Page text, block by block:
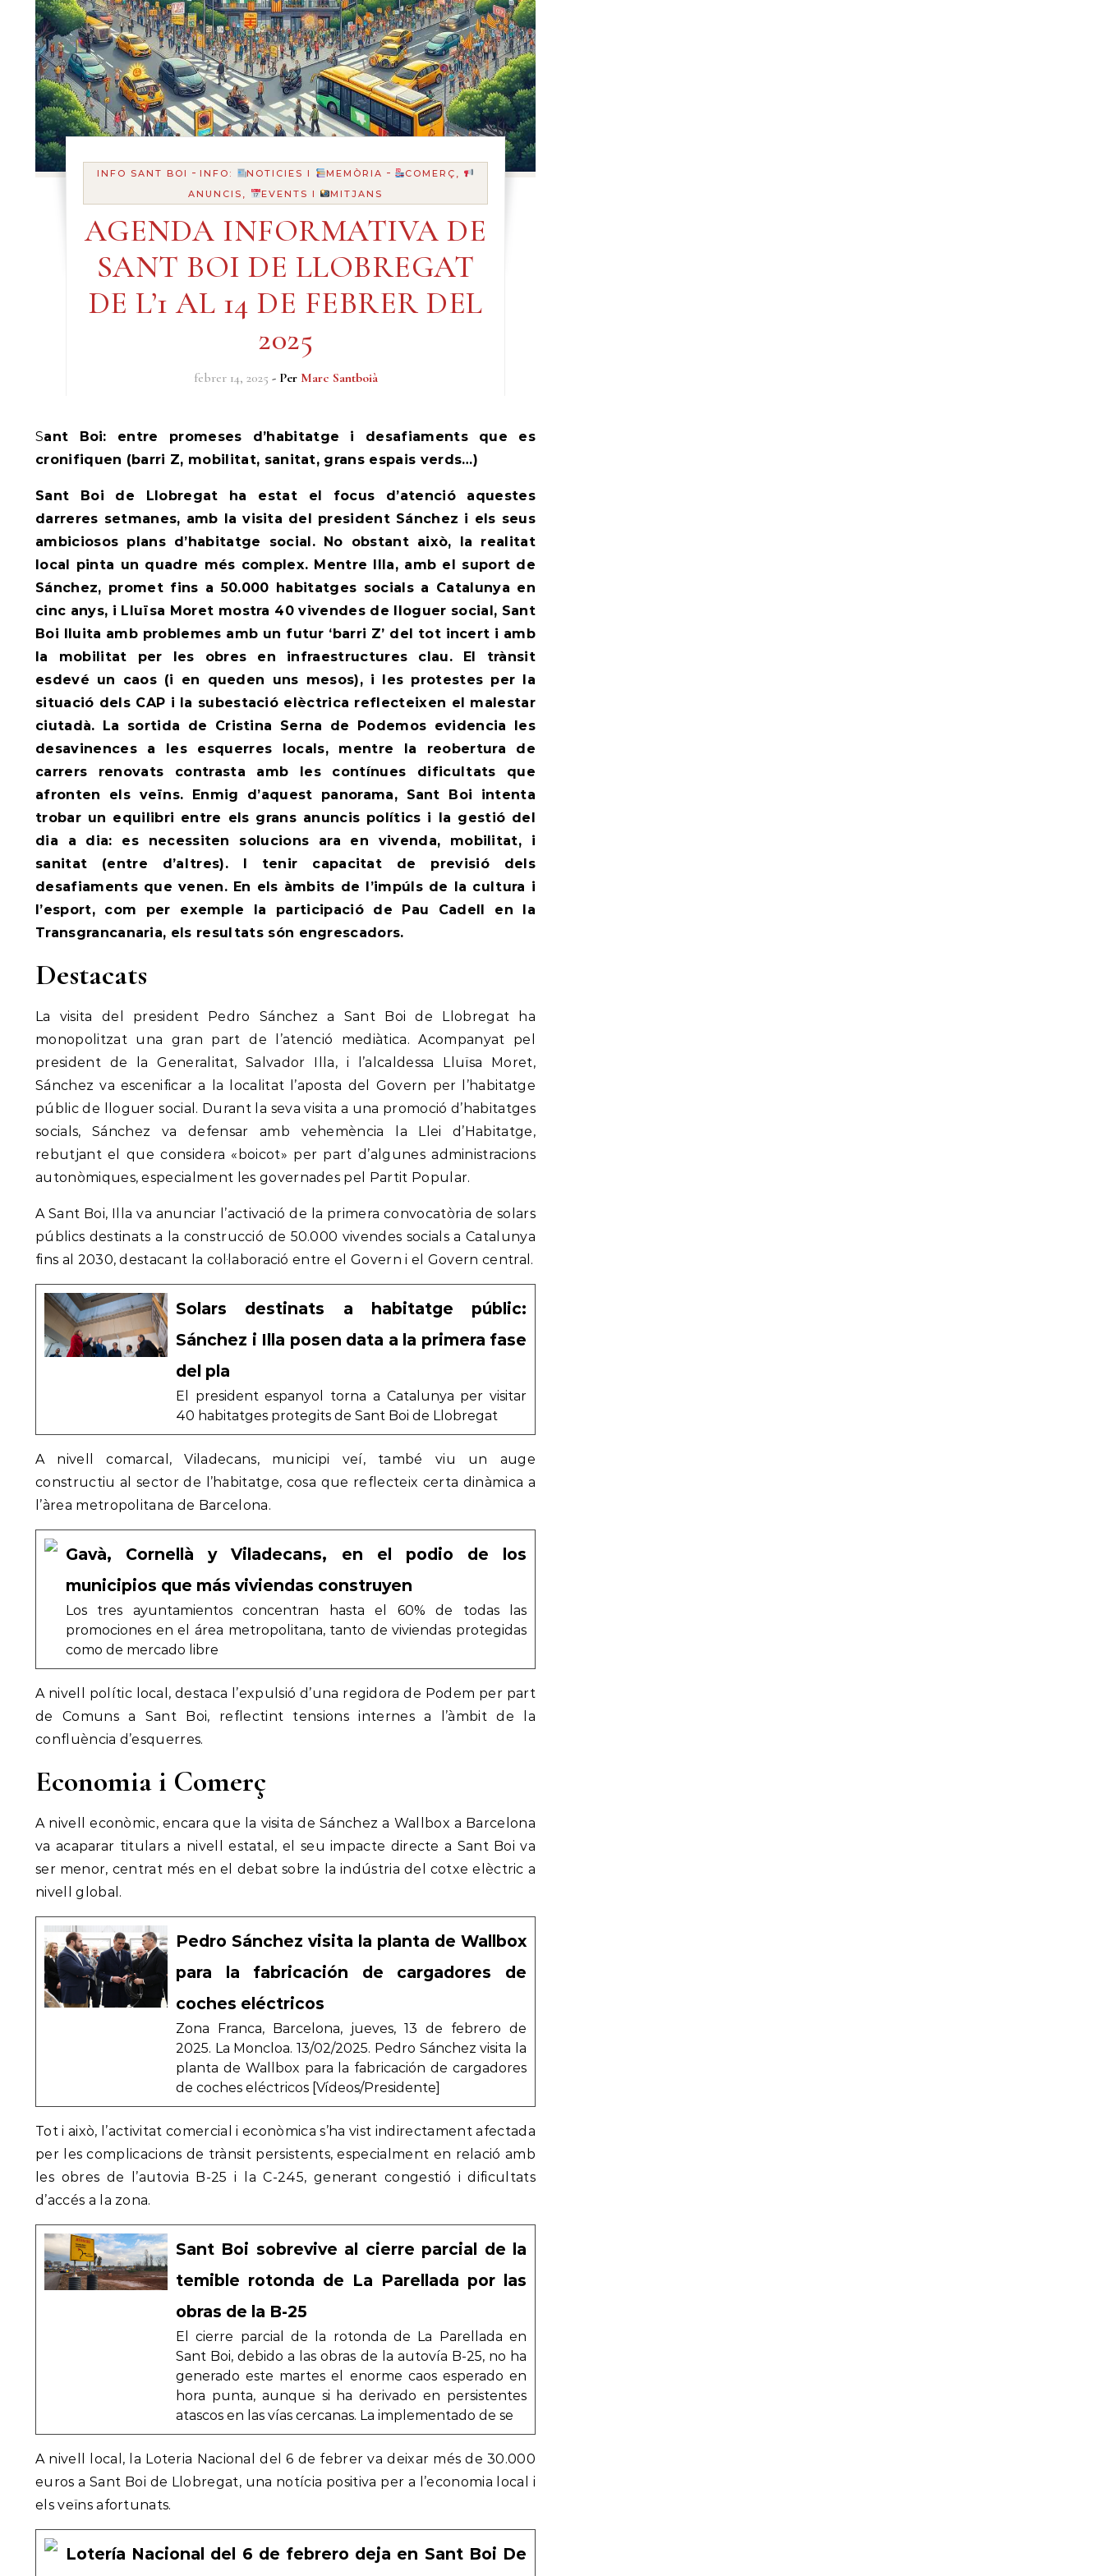
INFO SANT BOI - INFO: NOTICIES I MEMÒRIA -
COMERÇ,
ANUNCIS,
EVENTS I MITJANS
AGENDA INFORMATIVA DE
SANT BOI DE LLOBREGAT
DE L’1 AL 14 DE FEBRER DEL
2025
febrer 14, 2025 - Per Marc Santboià
Sant Boi: entre promeses d’habitatge i desafiaments que es
cronifiquen (barri Z, mobilitat, sanitat, grans espais verds…)
Sant Boi de Llobregat ha estat el focus d’atenció aquestes
darreres setmanes, amb la visita del president Sánchez i els seus
ambiciosos plans d’habitatge social. No obstant això, la realitat
local pinta un quadre més complex. Mentre Illa, amb el suport de
Sánchez, promet fins a 50.000 habitatges socials a Catalunya en
cinc anys, i Lluïsa Moret mostra 40 vivendes de lloguer social, Sant
Boi lluita amb problemes amb un futur ‘barri Z’ del tot incert i amb
la mobilitat per les obres en infraestructures clau. El trànsit
esdevé un caos (i en queden uns mesos), i les protestes per la
situació dels CAP i la subestació elèctrica reflecteixen el malestar
ciutadà. La sortida de Cristina Serna de Podemos evidencia les
desavinences a les esquerres locals, mentre la reobertura de
carrers renovats contrasta amb les contínues dificultats que
afronten els veïns. Enmig d’aquest panorama, Sant Boi intenta
trobar un equilibri entre els grans anuncis polítics i la gestió del
dia a dia: es necessiten solucions ara en vivenda, mobilitat, i
sanitat (entre d’altres). I tenir capacitat de previsió dels
desafiaments que venen. En els àmbits de l’impúls de la cultura i
l’esport, com per exemple la participació de Pau Cadell en la
Transgrancanaria, els resultats són engrescadors.
Destacats
La visita del president Pedro Sánchez a Sant Boi de Llobregat ha
monopolitzat una gran part de l’atenció mediàtica. Acompanyat pel
president de la Generalitat, Salvador Illa, i l’alcaldessa Lluïsa Moret,
Sánchez va escenificar a la localitat l’aposta del Govern per l’habitatge
públic de lloguer social. Durant la seva visita a una promoció d’habitatges
socials, Sánchez va defensar amb vehemència la Llei d’Habitatge,
rebutjant el que considera «boicot» per part d’algunes administracions
autonòmiques, especialment les governades pel Partit Popular.
A Sant Boi, Illa va anunciar l’activació de la primera convocatòria de solars
públics destinats a la construcció de 50.000 vivendes socials a Catalunya
fins al 2030, destacant la col·laboració entre el Govern i el Govern central.
Solars destinats a habitatge públic:
Sánchez i Illa posen data a la primera fase
del pla
El president espanyol torna a Catalunya per visitar
40 habitatges protegits de Sant Boi de Llobregat
A nivell comarcal, Viladecans, municipi veí, també viu un auge
constructiu al sector de l’habitatge, cosa que reflecteix certa dinàmica a
l’àrea metropolitana de Barcelona.
Gavà, Cornellà y Viladecans, en el podio de los
municipios que más viviendas construyen
Los tres ayuntamientos concentran hasta el 60% de todas las
promociones en el área metropolitana, tanto de viviendas protegidas
como de mercado libre
A nivell polític local, destaca l’expulsió d’una regidora de Podem per part
de Comuns a Sant Boi, reflectint tensions internes a l’àmbit de la
confluència d’esquerres.
Economia i Comerç
A nivell econòmic, encara que la visita de Sánchez a Wallbox a Barcelona
va acaparar titulars a nivell estatal, el seu impacte directe a Sant Boi va
ser menor, centrat més en el debat sobre la indústria del cotxe elèctric a
nivell global.
Pedro Sánchez visita la planta de Wallbox
para la fabricación de cargadores de
coches eléctricos
Zona Franca, Barcelona, jueves, 13 de febrero de
2025. La Moncloa. 13/02/2025. Pedro Sánchez visita la
planta de Wallbox para la fabricación de cargadores
de coches eléctricos [Vídeos/Presidente]
Tot i això, l’activitat comercial i econòmica s’ha vist indirectament afectada
per les complicacions de trànsit persistents, especialment en relació amb
les obres de l’autovia B-25 i la C-245, generant congestió i dificultats
d’accés a la zona.
Sant Boi sobrevive al cierre parcial de la
temible rotonda de La Parellada por las
obras de la B-25
El cierre parcial de la rotonda de La Parellada en
Sant Boi, debido a las obras de la autovía B-25, no ha
generado este martes el enorme caos esperado en
hora punta, aunque si ha derivado en persistentes
atascos en las vías cercanas. La implementado de se
A nivell local, la Loteria Nacional del 6 de febrer va deixar més de 30.000
euros a Sant Boi de Llobregat, una notícia positiva per a l’economia local i
els veïns afortunats.
Lotería Nacional del 6 de febrero deja en Sant Boi De